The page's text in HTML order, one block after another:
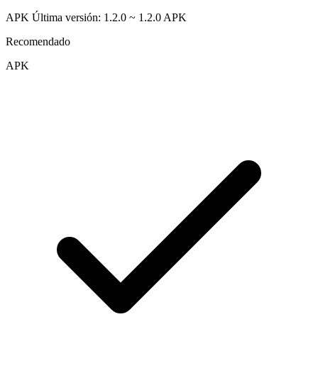
APK Última versión: 1.2.0 ~ 1.2.0 APK
Recomendado
APK